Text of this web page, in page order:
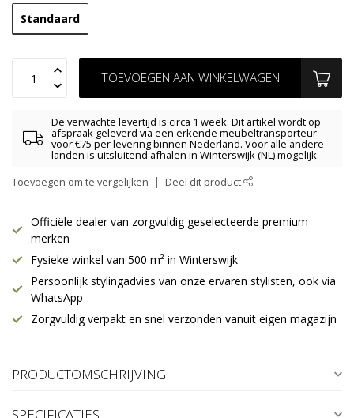
Standaard
TOEVOEGEN AAN WINKELWAGEN
De verwachte levertijd is circa 1 week. Dit artikel wordt op
afspraak geleverd via een erkende meubeltransporteur
voor €75 per levering binnen Nederland. Voor alle andere
landen is uitsluitend afhalen in Winterswijk (NL) mogelijk.
Toevoegen om te vergelijken Deel dit product
Officiële dealer van zorgvuldig geselecteerde premium
merken
Fysieke winkel van 500 m² in Winterswijk
Persoonlijk stylingadvies van onze ervaren stylisten, ook via
WhatsApp
Zorgvuldig verpakt en snel verzonden vanuit eigen magazijn
PRODUCTOMSCHRIJVING